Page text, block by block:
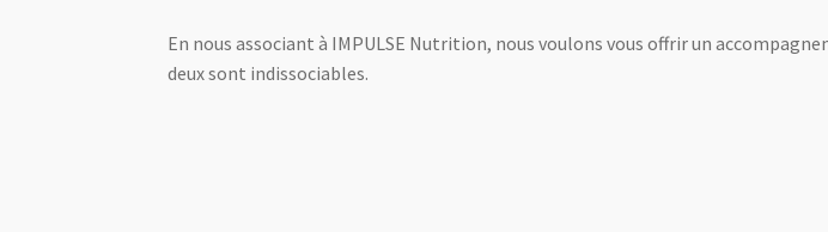
En nous associant à IMPULSE Nutrition, nous voulons vous offrir un
deux sont indissociables.